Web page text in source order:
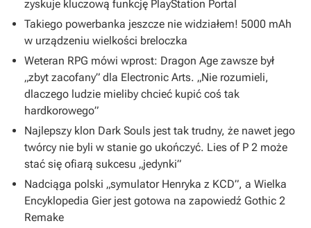
zyskuje kluczową funkcję PlayStation Portal
Takiego powerbanka jeszcze nie widziałem! 5000 mAh
w urządzeniu wielkości breloczka
Weteran RPG mówi wprost: Dragon Age zawsze był
„zbyt zacofany” dla Electronic Arts. „Nie rozumieli,
dlaczego ludzie mieliby chcieć kupić coś tak
hardkorowego”
Najlepszy klon Dark Souls jest tak trudny, że nawet jego
twórcy nie byli w stanie go ukończyć. Lies of P 2 może
stać się ofiarą sukcesu „jedynki”
Nadciąga polski „symulator Henryka z KCD”, a Wielka
Encyklopedia Gier jest gotowa na zapowiedź Gothic 2
Remake